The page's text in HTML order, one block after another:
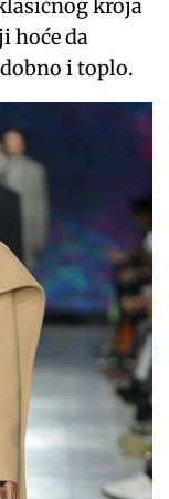
kroja
hoće da
i toplo.